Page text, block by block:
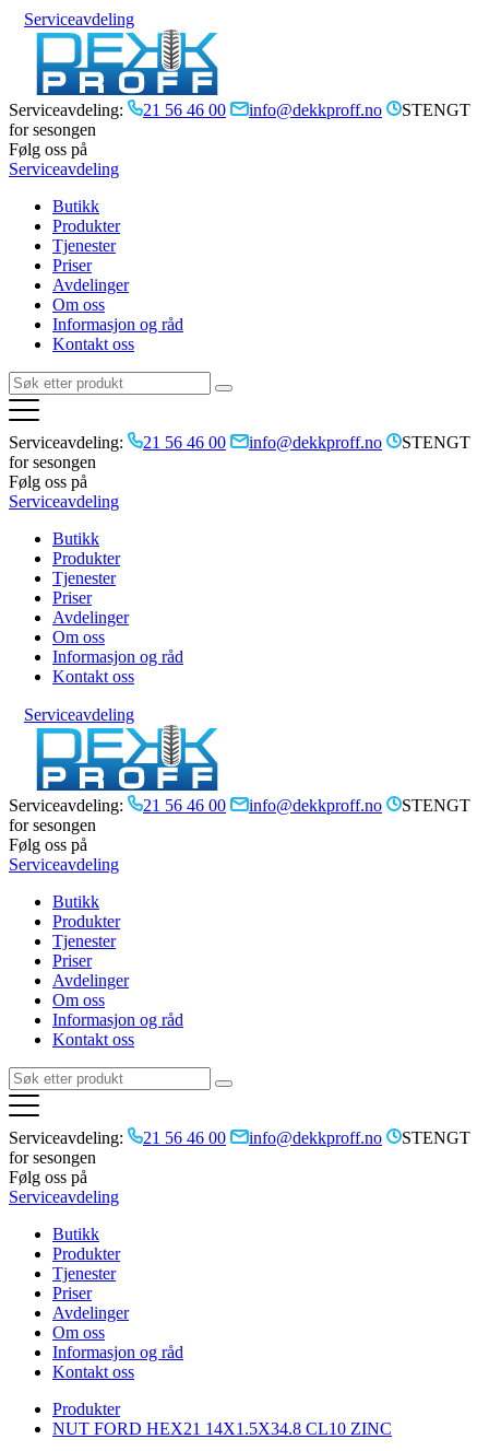
Serviceavdeling
Serviceavdeling: 21 56 46 00 info@dekkproff.no
STENGT
for sesongen
Følg oss på
Serviceavdeling
Butikk
Produkter
Tjenester
Priser
Avdelinger
Om oss
Informasjon og råd
Kontakt oss
Serviceavdeling: 21 56 46 00 info@dekkproff.no
STENGT
for sesongen
Følg oss på
Serviceavdeling
Butikk
Produkter
Tjenester
Priser
Avdelinger
Om oss
Informasjon og råd
Kontakt oss
Serviceavdeling
Serviceavdeling: 21 56 46 00 info@dekkproff.no
STENGT
for sesongen
Følg oss på
Serviceavdeling
Butikk
Produkter
Tjenester
Priser
Avdelinger
Om oss
Informasjon og råd
Kontakt oss
Serviceavdeling: 21 56 46 00 info@dekkproff.no
STENGT
for sesongen
Følg oss på
Serviceavdeling
Butikk
Produkter
Tjenester
Priser
Avdelinger
Om oss
Informasjon og råd
Kontakt oss
Produkter
NUT FORD HEX21 14X1.5X34.8 CL10 ZINC